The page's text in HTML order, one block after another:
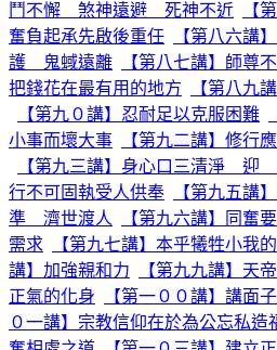
鬥不懈 煞神遠避 死神不近
【
奮負起承先啟後重任
【第八六講
護 鬼蜮遠離
【第八七講】師尊
把錢花在最有用的地方
【第八九
【第九０講】忍耐足以克服困難
小事而壞大事
【第九二講】修行
【第九三講】身心口三清淨 迎
行不可固執受人供奉
【第九五講
準 濟世渡人
【第九六講】同奮
需求
【第九七講】本乎犧牲小我
講】加強親和力
【第九九講】天
正氣的化身
【第一００講】講面
０一講】宗教信仰在於為公忘私造